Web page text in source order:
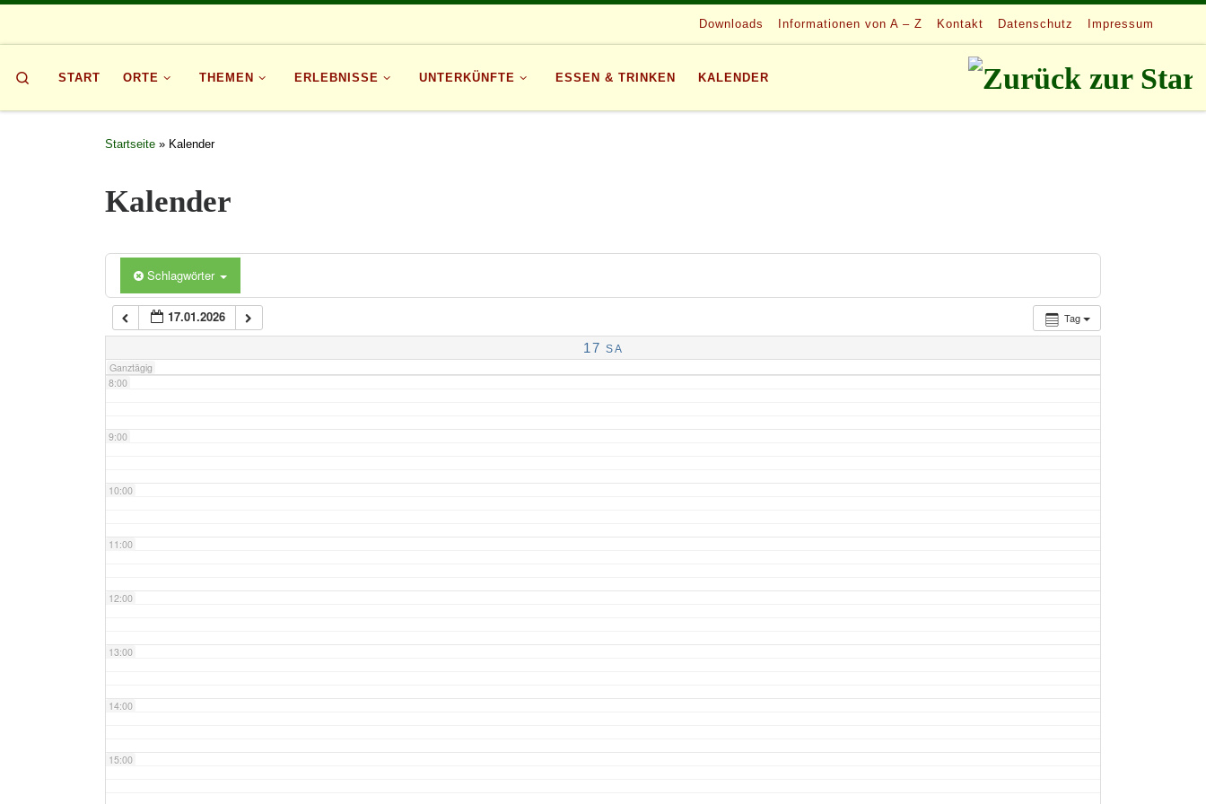
Downloads Informationen von A – Z Kontakt Datenschutz Impressum
START ORTE THEMEN ERLEBNISSE UNTERKÜNFTE ESSEN & TRINKEN KALENDER
Search
Startseite » Kalender
Kalender
Schlagwörter
Tag
17.01.2026
17 SA
Ganztägig
1:00
3:00
7:00
8:00
9:00
10:00
11:00
12:00
13:00
14:00
15:00